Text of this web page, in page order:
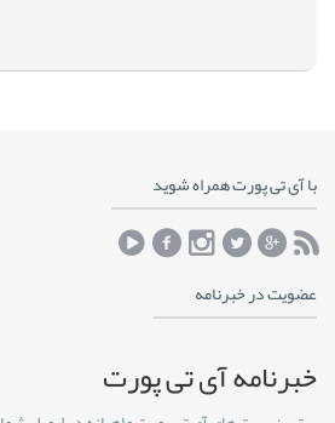
با آی تی پورت همراه شوید
عضویت در خبرنامه
خبرنامه آی تی پورت